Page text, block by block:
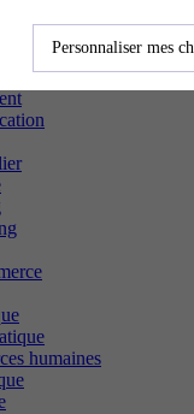
humaines
Personnaliser mes